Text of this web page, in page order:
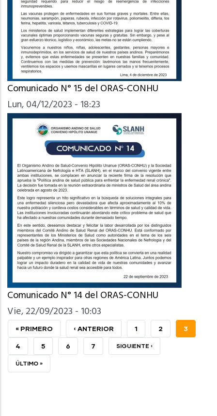
Comunicado N° 15 del ORAS-CONHU
Lun, 04/12/2023 - 18:23
Comunicado N° 14 del ORAS-CONHU
Vie, 22/09/2023 - 10:03
PRIMERA
PÁGINA
« PRIMERO
PÁGINA
ANTERIOR
‹ ANTERIOR PAGE
1 PAGE
2
PÁGINA
3
PAGE
4 PAGE
5 PAGE
6 PAGE
7 SIGUIENTE
SIGUIENTE ›
ÚLTIMA
ÚLTIMO »